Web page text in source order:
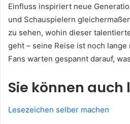
Einfluss inspiriert neue
und Schauspielern
zu sehen, wohin dieser
geht – seine Reise ist noch
Fans warten gespannt darauf,
Sie können auch
Lesezeichen selber machen